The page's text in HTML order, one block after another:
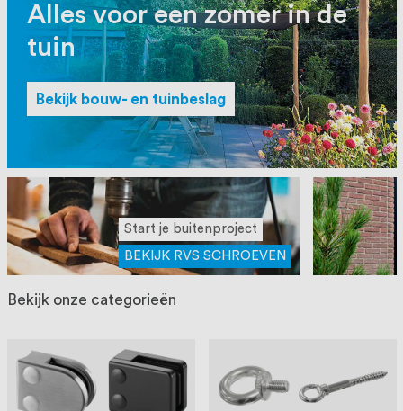
ons voorop, want we geloven dat een
goede relatie met onze klanten het
verschil maakt.
Alles voor een zomer in de
tuin
Bekijk bouw- en tuinbeslag
Start je buitenproject
BEKIJK RVS SCHROEVEN
Bekijk onze categorieën